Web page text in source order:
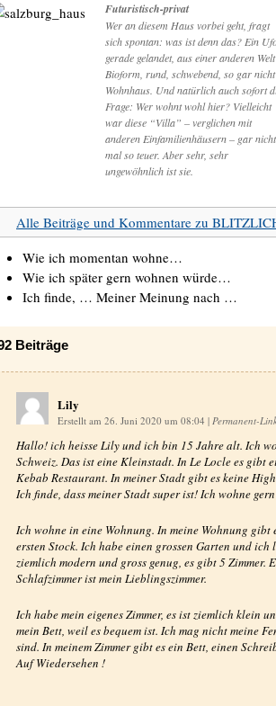
Futuristisch-privat
Wer an diesem Haus vorbei geht, fragt
sich spontan: was ist denn das? Ein
gerade gelandet, aus einer anderen
Bioform, rund, schwebend, so gar nicht
Wohnhaus. Und natürlich auch sofort
Frage: Wer wohnt wohl hier? Vielleicht
war diese “Villa” – verglichen mit
anderen Einfamilienhäusern – gar nicht
mal so teuer. Aber sehr, sehr
ungewöhnlich ist sie.
Alle Beiträge und Kommentare zu
Wie ich momentan wohne…
Wie ich später gern wohnen würde…
Ich finde, … Meiner Meinung nach …
Beiträge
Lily
Erstellt am 26. Juni 2020 um 08:04 | Permanent-
Hallo! ich heisse Lily und ich bin 15 Jahre alt. Ich
Schweiz. Das ist eine Kleinstadt. In Le Locle es gibt
Kebab Restaurant. In meiner Stadt gibt es keine
Ich finde, dass meiner Stadt super ist! Ich wohne
Ich wohne in eine Wohnung. In meine Wohnung gibt
ersten Stock. Ich habe einen grossen Garten und ich
ziemlich modern und gross genug, es gibt 5 Zimmer.
Schlafzimmer ist mein Lieblingszimmer.
Ich habe mein eigenes Zimmer, es ist ziemlich klein
mein Bett, weil es bequem ist. Ich mag nicht meine
sind. In meinem Zimmer gibt es ein Bett, einen
Auf Wiedersehen !